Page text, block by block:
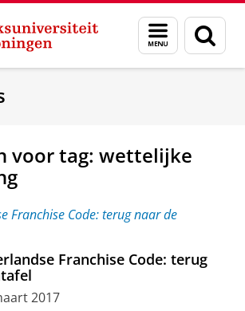
Menu
en
zoeken
Department of Innovation Management &
voor tag: wettelijke
Franchise Code: terug
2017